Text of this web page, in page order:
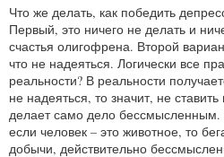
Что же делать, как победить
Первый, это ничего не делать и
счастья олигофрена. Второй
что не надеяться. Логически все
реальности? В реальности
не надеяться, то значит, не
делает само дело бессмысленным.
если человек – это животное, то
добычи, действительно